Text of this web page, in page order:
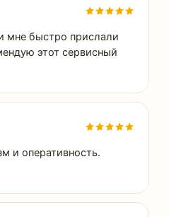
мне быстро прислали
этот сервисный
и оперативность.